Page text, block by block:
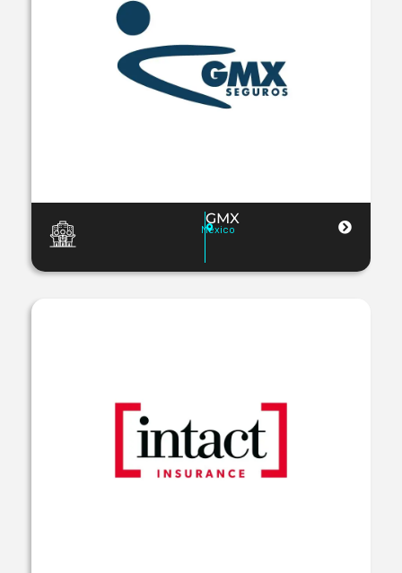
GMX
Mexico